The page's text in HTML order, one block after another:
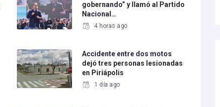
gobernando” y llamó al Partido
Nacional…
4 horas ago
Accidente entre dos motos
dejó tres personas lesionadas
en Piriápolis
1 día ago